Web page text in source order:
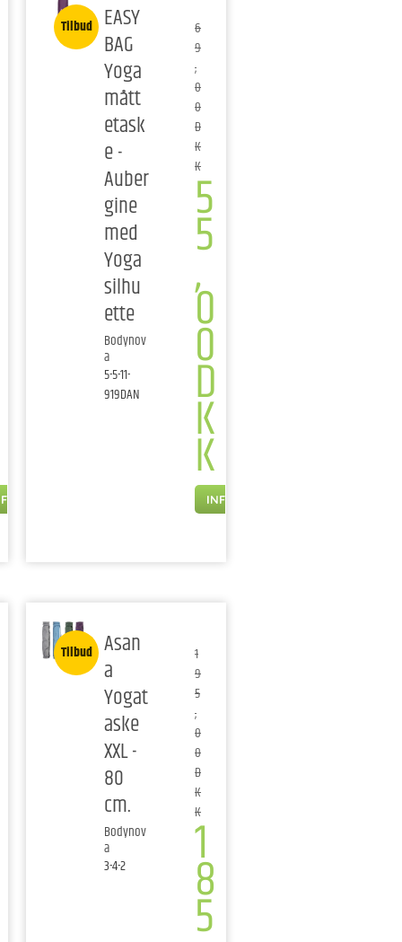
Tilbud EASY
BAG
Yoga
mått
etask
e -
Auber
gine
med
Yoga
silhu
ette
Bodynov
a
5-5-11-
919DAN
6
9
,
0
0
D
K
K5
5
,
0
0
D
K
K
INFO
Tilbud Asan
a
Yogat
aske
XXL -
80
cm.
Bodynov
a
3-4-2
1
9
5
,
0
0
D
K
K
1
8
5